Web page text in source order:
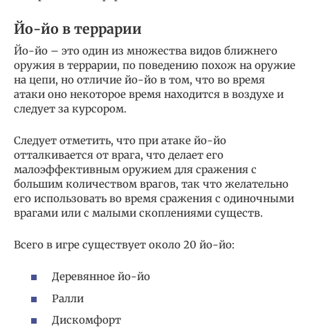
Йо-йо в террарии
Йо-йо – это один из множества видов ближнего
оружия в террарии, по поведению похож на оружие
на цепи, но отличие йо-йо в том, что во время
атаки оно некоторое время находится в воздухе и
следует за курсором.
Следует отметить, что при атаке йо-йо
отталкивается от врага, что делает его
малоэффективным оружием для сражения с
большим количеством врагов, так что желательно
его использовать во время сражения с одиночными
врагами или с малыми скоплениями существ.
Всего в игре существует около 20 йо-йо:
Деревянное йо-йо
Ралли
Дискомфорт